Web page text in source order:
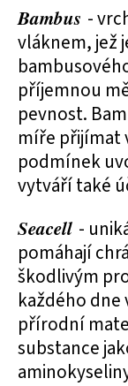
Bambus -
vláknem, jež
příjemnou
pevnost.
míře přijímat
podmínek
vytváří také
Seacell -
pomáhají
škodlivým
každého dne
přírodní
substance